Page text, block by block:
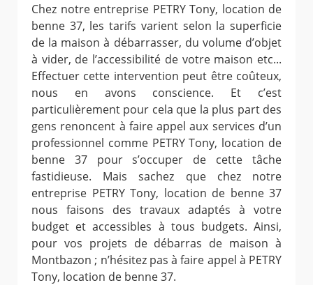
Chez notre entreprise PETRY Tony, location de
benne 37, les tarifs varient selon la superficie
de la maison à débarrasser, du volume d’objet
à vider, de l’accessibilité de votre maison etc...
Effectuer cette intervention peut être coûteux,
nous en avons conscience. Et c’est
particulièrement pour cela que la plus part des
gens renoncent à faire appel aux services d’un
professionnel comme PETRY Tony, location de
benne 37 pour s’occuper de cette tâche
fastidieuse. Mais sachez que chez notre
entreprise PETRY Tony, location de benne 37
nous faisons des travaux adaptés à votre
budget et accessibles à tous budgets. Ainsi,
pour vos projets de débarras de maison à
Montbazon ; n’hésitez pas à faire appel à PETRY
Tony, location de benne 37.